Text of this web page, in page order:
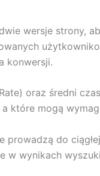
wersje strony,
konwersji.
oraz średni
które mogą
do
w wynikach